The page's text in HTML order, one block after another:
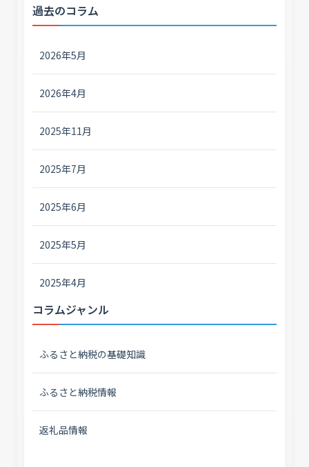
過去のコラム
2026年5月
2026年4月
2025年11月
2025年7月
2025年6月
2025年5月
2025年4月
コラムジャンル
ふるさと納税の基礎知識
ふるさと納税情報
返礼品情報